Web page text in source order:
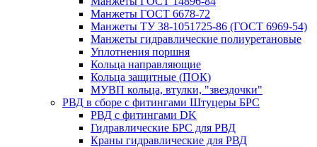
Манжеты ГОСТ 6678-72
Манжеты ТУ 38-1051725-86 (ГОСТ 6969-54)
Манжеты гидравлические полиуретановые
Уплотнения поршня
Кольца направляющие
Кольца защитные (ПОК)
МУВП кольца, втулки, "звездочки"
РВД в сборе с фитингами Штуцеры БРС
РВД с фитингами DK
Гидравлические БРС для РВД
Краны гидравлические для РВД